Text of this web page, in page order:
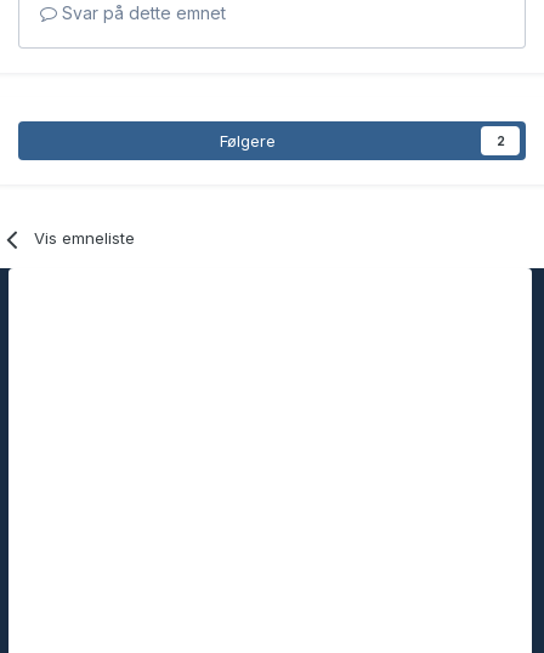
Svar på dette emnet
Følgere 2
Vis emneliste